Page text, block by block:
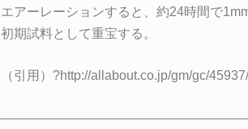
エアーレーションすると、約24時間で
初期試料として重宝する。
（引用）?http://allabout.co.jp/gm/gc/